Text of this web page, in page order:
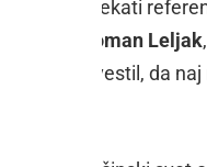
moral potekati
Roman Leljak
obvestil, da